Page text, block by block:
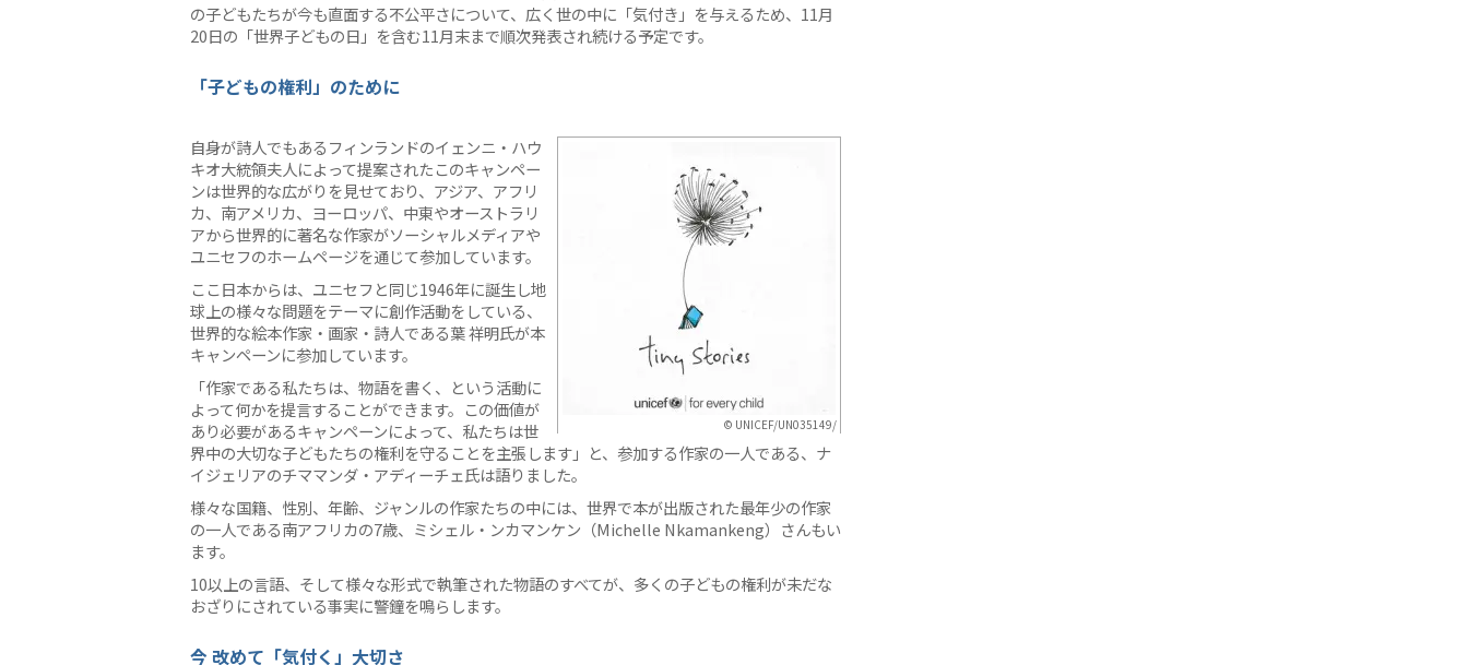
の子どもたちが今も直面する不公平さについて、広く世の中に「気付き」を与えるため、11月
20日の「世界子どもの日」を含む11月末まで順次発表され続ける予定です。
「子どもの権利」のために
© UNICEF/UN035149/
自身が詩人でもあるフィンランドのイェンニ・ハウ
キオ大統領夫人によって提案されたこのキャンペー
ンは世界的な広がりを見せており、アジア、アフリ
カ、南アメリカ、ヨーロッパ、中東やオーストラリ
アから世界的に著名な作家がソーシャルメディアや
ユニセフのホームページを通じて参加しています。
ここ日本からは、ユニセフと同じ1946年に誕生し地
球上の様々な問題をテーマに創作活動をしている、
世界的な絵本作家・画家・詩人である葉 祥明氏が本
キャンペーンに参加しています。
「作家である私たちは、物語を書く、という活動に
よって何かを提言することができます。この価値が
あり必要があるキャンペーンによって、私たちは世
界中の大切な子どもたちの権利を守ることを主張します」と、参加する作家の一人である、ナ
イジェリアのチママンダ・アディーチェ氏は語りました。
様々な国籍、性別、年齢、ジャンルの作家たちの中には、世界で本が出版された最年少の作家
の一人である南アフリカの7歳、ミシェル・ンカマンケン（Michelle Nkamankeng）さんもい
ます。
10以上の言語、そして様々な形式で執筆された物語のすべてが、多くの子どもの権利が未だな
おざりにされている事実に警鐘を鳴らします。
今 改めて「気付く」大切さ